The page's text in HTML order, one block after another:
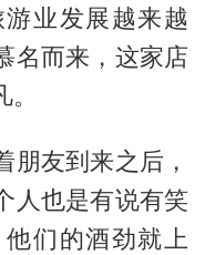
业发展越来越
名而来，这家店
朋友到来之后，
人也是有说有笑
们的酒劲就上